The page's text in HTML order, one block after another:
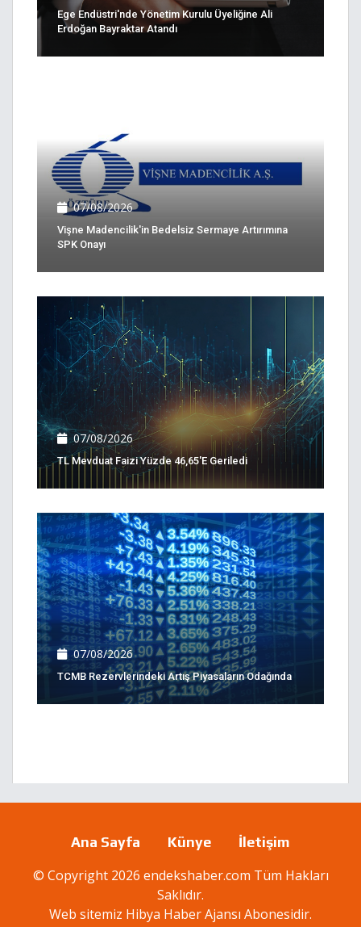
Ege Endüstri'nde Yönetim Kurulu Üyeliğine Ali
Erdoğan Bayraktar Atandı
07/08/2026
Vişne Madencilik'in Bedelsiz Sermaye Artırımına
SPK Onayı
07/08/2026
TL Mevduat Faizi Yüzde 46,65'e Geriledi
07/08/2026
TCMB Rezervlerindeki Artış Piyasaların Odağında
Ana Sayfa Künye İletişim
© Copyright 2026 endekshaber.com Tüm Hakları
Saklıdır.
Web sitemiz Hibya Haber Ajansı Abonesidir.